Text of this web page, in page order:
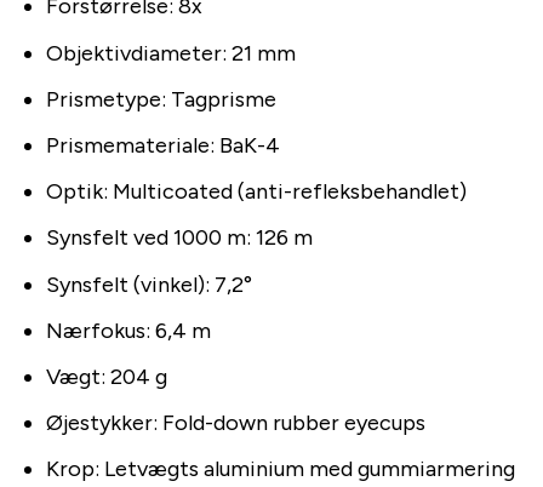
Forstørrelse: 8x
Objektivdiameter: 21 mm
Prismetype: Tagprisme
Prismemateriale: BaK-4
Optik: Multicoated (anti-refleksbehandlet)
Synsfelt ved 1000 m: 126 m
Synsfelt (vinkel): 7,2°
Nærfokus: 6,4 m
Vægt: 204 g
Øjestykker: Fold-down rubber eyecups
Krop: Letvægts aluminium med gummiarmering